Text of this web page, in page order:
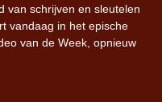
van schrijven en sleutelen
vandaag in het epische
van de Week, opnieuw